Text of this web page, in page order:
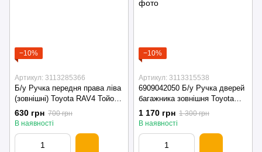
−10%
Артикул: 3113285366
Б/у Ручка передня права ліва
(зовнішні) Toyota RAV4 Тойота
РАВ4 2001-2005
630 грн 700 грн
В наявності
−10%
Артикул: 3113315538
6909042050 Б/у Ручка дверей
багажника зовнішня Toyota
RAV4 Тойота РАВ4 2001-2005
1 170 грн 1 300 грн
В наявності